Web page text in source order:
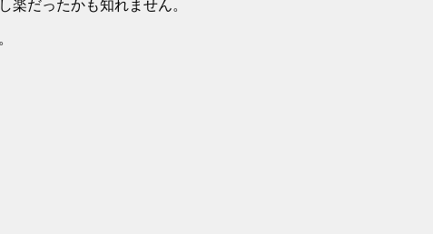
だったかも知れません。